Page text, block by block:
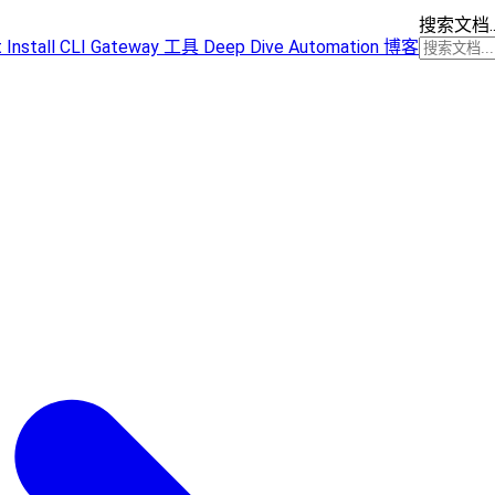
Install CLI Gateway 工具 Deep Dive Automation 博客
搜索文档